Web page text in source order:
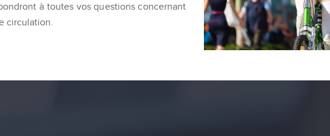
à toutes vos questions concernant
circulation.